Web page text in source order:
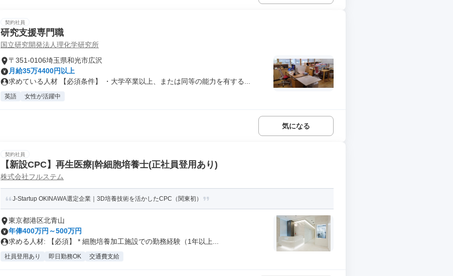
契約社員
研究支援専門職
国立研究開発法人理化学研究所
〒351-0106埼玉県和光市広沢
月給35万4400円以上
求めている人材 【必須条件】 ・大学卒業以上、または同等の能力を有する...
英語 女性が活躍中
気になる
契約社員
【新設CPC】再生医療|幹細胞培養士(正社員登用あり)
株式会社フルステム
J-Startup OKINAWA選定企業｜3D培養技術を活かしたCPC（関東初）
東京都港区北青山
年俸400万円～500万円
求める人材: 【必須】 * 細胞培養加工施設での勤務経験（1年以上...
社員登用あり 即日勤務OK 交通費支給